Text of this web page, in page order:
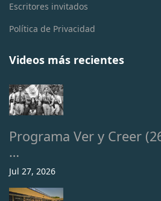
Escritores invitados
Política de Privacidad
Videos más recientes
Programa Ver y Creer
…
Jul 27, 2026